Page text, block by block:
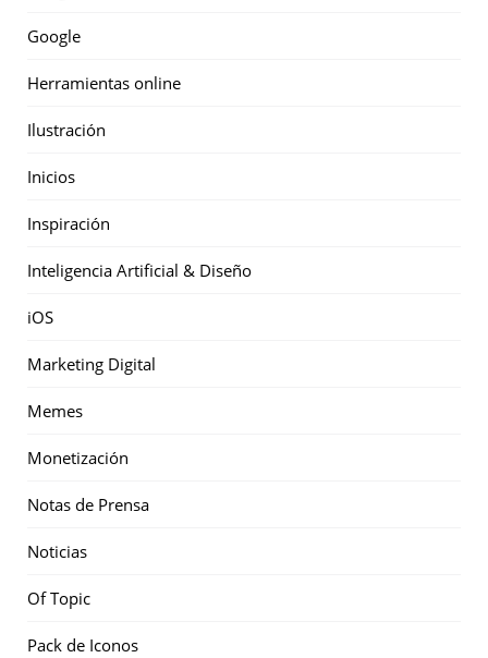
Google
Herramientas online
Ilustración
Inicios
Inspiración
Inteligencia Artificial & Diseño
iOS
Marketing Digital
Memes
Monetización
Notas de Prensa
Noticias
Of Topic
Pack de Iconos